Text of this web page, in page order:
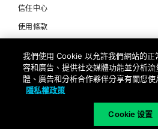
信任中心
使用條款
Copyright © 2026 Palo Alto
我們使用 Cookie 以允許我們網站的正
容和廣告、提供社交媒體功能並分析
體、廣告和分析合作夥伴分享有關您使
隱私權政策
Cookie 设置